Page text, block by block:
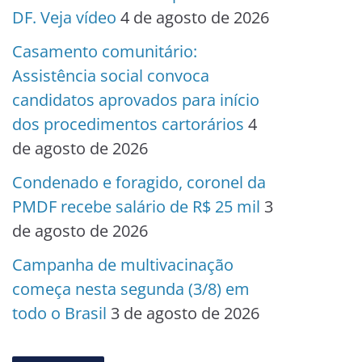
DF. Veja vídeo 4 de agosto de 2026
Casamento comunitário:
Assistência social convoca
candidatos aprovados para início
dos procedimentos cartorários 4
de agosto de 2026
Condenado e foragido, coronel da
PMDF recebe salário de R$ 25 mil 3
de agosto de 2026
Campanha de multivacinação
começa nesta segunda (3/8) em
todo o Brasil 3 de agosto de 2026